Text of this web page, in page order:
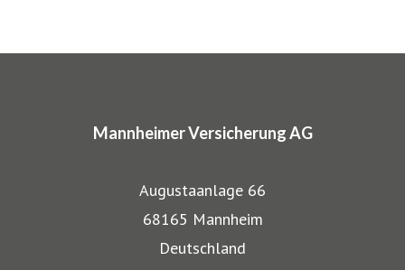
gut wieder: Gerade, wenn wertvolle Gegenstände wie
bestehen besondere Gefahren. Die Mitarbeiter der
Mannheimer bieten dafür nicht nur optimalen
Versicherungsschutz, sondern beraten auch in allen
Mannheimer Versicherung AG
Augustaanlage 66
68165 Mannheim
Deutschland